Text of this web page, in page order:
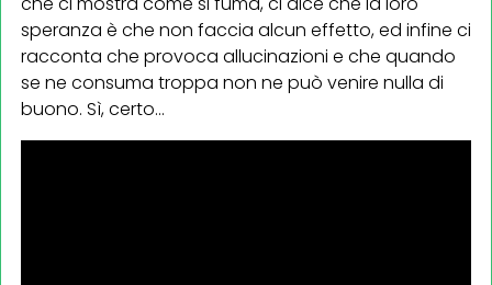
speranza è che non faccia alcun effetto, ed infine ci
racconta che provoca allucinazioni e che quando
se ne consuma troppa non ne può venire nulla di
buono. Sì, certo...